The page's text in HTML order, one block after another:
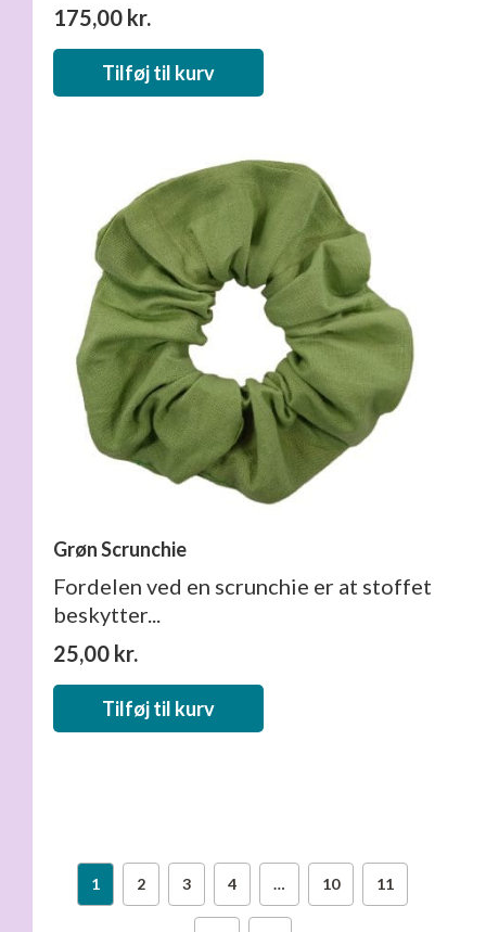
175,00 kr.
Tilføj til kurv
Grøn Scrunchie
Fordelen ved en scrunchie er at stoffet
beskytter...
25,00 kr.
Tilføj til kurv
1 2 3 4 … 10 11